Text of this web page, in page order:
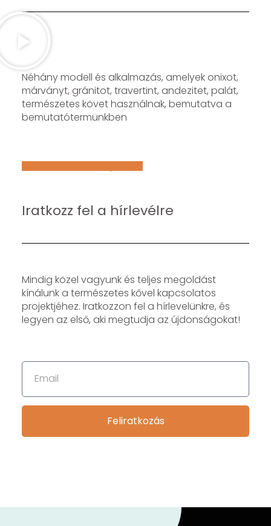
Néhány modell és alkalmazás, amelyek onixot,
márványt, gránitot, travertint, andezitet, palát,
természetes követ használnak, bemutatva a
bemutatótermünkben
Află mai multe despre noi
Iratkozz fel a hírlevélre
Mindig közel vagyunk és teljes megoldást
kínálunk a természetes kővel kapcsolatos
projektjéhez. Iratkozzon fel a hírlevelünkre, és
legyen az első, aki megtudja az újdonságokat!
Feliratkozás